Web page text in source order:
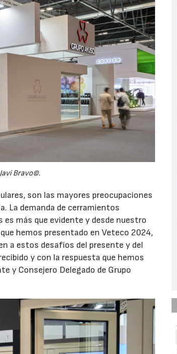
Bravo©.
son las mayores preocupaciones
La demanda de cerramientos
más que evidente y desde nuestro
hemos presentado en Veteco 2024,
a estos desafíos del presente y del
y con la respuesta que hemos
y Consejero Delegado de Grupo